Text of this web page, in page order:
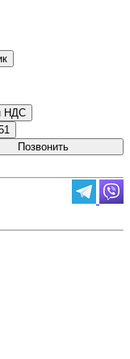
НДС
51
Позвонить